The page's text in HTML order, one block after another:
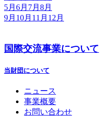
5月 6月 7月 8月
9月 10月 11月 12月
国際交流事業について
当財団について
ニュース
事業概要
お問い合わせ